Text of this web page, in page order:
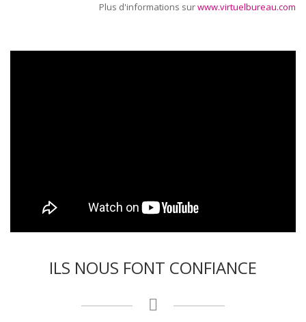
Plus d'informations surwww.virtuelbureau.com
ILS NOUS FONT CONFIANCE